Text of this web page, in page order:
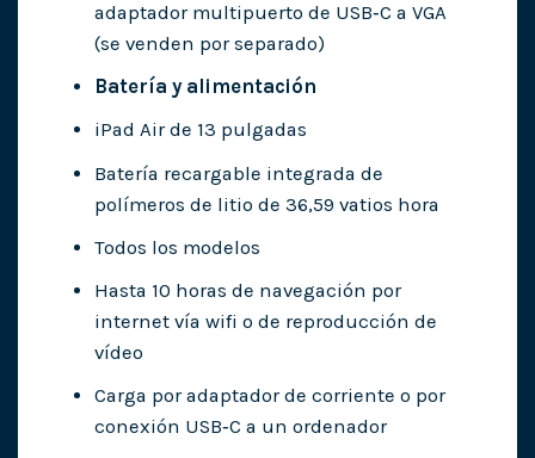
adaptador multipuerto de USB‑C a VGA
(se venden por separado)
Batería y alimentación
iPad Air de 13 pulgadas
Batería recargable integrada de
polímeros de litio de 36,59 vatios hora
Todos los modelos
Hasta 10 horas de navegación por
internet vía wifi o de reproducción de
vídeo
Carga por adaptador de corriente o por
conexión USB‑C a un ordenador